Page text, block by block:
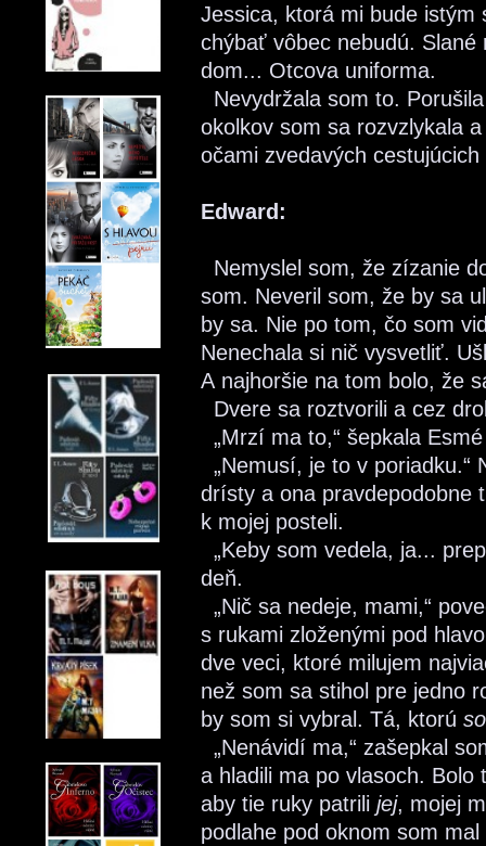
Jessica, ktorá mi bude istým
chýbať vôbec nebudú.
dom... Otcova uniforma.
Nevydržala som to.
okolkov som sa rozvzlykala
očami zvedavých
Edward:
Nemyslel som, že zízanie
som. Neveril som, že by sa
by sa. Nie po tom, čo som
Nenechala si nič vysvetliť.
A najhoršie na tom bolo, že
Dvere sa roztvorili a cez
„Mrzí ma to,“ šepkala
„Nemusí, je to v poriadku.“
drísty a ona pravdepodobne
k mojej posteli.
„Keby som vedela, ja...
deň.
„Nič sa nedeje, mami,“
s rukami zloženými pod
dve veci, ktoré milujem
než som sa stihol pre jedno
by som si vybral. Tá, ktorú
„Nenávidí ma,“ zašepkal
a hladili ma po vlasoch.
aby tie ruky patrili jej, mojej
podlahe pod oknom som